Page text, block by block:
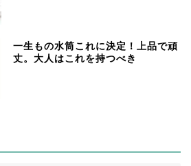
一生もの水筒これに決定！上品で頑
丈。大人はこれを持つべき